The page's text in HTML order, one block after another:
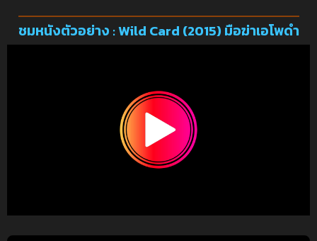
ชมหนังตัวอย่าง : Wild Card (2015) มือฆ่าเอโพดำ